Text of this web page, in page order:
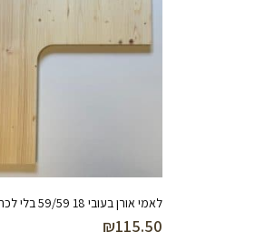
לאמי אורן בעובי 18 59/59 בלי לכה
₪115.50